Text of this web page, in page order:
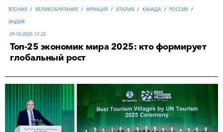
ЯПОНИЯ / ВЕЛИКОБРИТАНИЯ / ФРАНЦИЯ / ИТАЛИЯ / КАНАДА / РОССИЯ /
ИНДИЯ
29-10-2025, 17:22
Топ-25 экономик мира 2025: кто формирует
глобальный рост